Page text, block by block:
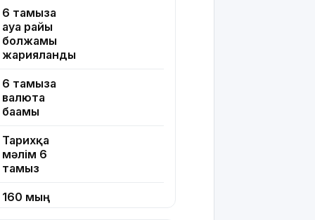
6 тамызға
ауа райы
болжамы
жарияланды
6 тамызға
валюта
бағамы
Тарихқа
мәлім 6
тамыз
160 мың